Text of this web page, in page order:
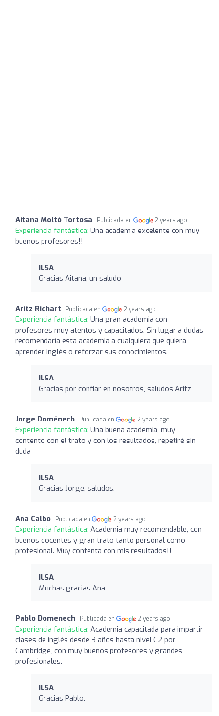
Aitana Moltó Tortosa Publicada en 2 years ago
Experiencia fantástica: Una academia excelente con muy
buenos profesores!!
ILSA
Gracias Aitana, un saludo
Aritz Richart Publicada en 2 years ago
Experiencia fantástica: Una gran academia con
profesores muy atentos y capacitados. Sin lugar a dudas
recomendaría esta academia a cualquiera que quiera
aprender inglés o reforzar sus conocimientos.
ILSA
Gracias por confiar en nosotros, saludos Aritz
Jorge Doménech Publicada en 2 years ago
Experiencia fantástica: Una buena academia, muy
contento con el trato y con los resultados, repetiré sin
duda
ILSA
Gracias Jorge, saludos.
Ana Calbo Publicada en 2 years ago
Experiencia fantástica: Academia muy recomendable, con
buenos docentes y gran trato tanto personal como
profesional. Muy contenta con mis resultados!!
ILSA
Muchas gracias Ana.
Pablo Domenech Publicada en 2 years ago
Experiencia fantástica: Academia capacitada para impartir
clases de inglés desde 3 años hasta nivel C2 por
Cambridge, con muy buenos profesores y grandes
profesionales.
ILSA
Gracias Pablo.